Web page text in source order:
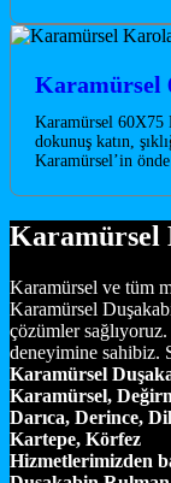
Karamürsel
Karamürsel 60X75
dokunuş katın,
Karamürsel’in
Karamürsel
Karamürsel ve tüm
Karamürsel
çözümler
deneyimine sahibiz.
Karamürsel
Karamürsel,
Darıca, Derince,
Kartepe, Körfez
Hizmetlerimizden